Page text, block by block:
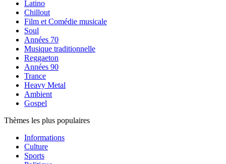
Latino
Chillout
Film et Comédie musicale
Soul
Années 70
Musique traditionnelle
Reggaeton
Années 90
Trance
Heavy Metal
Ambient
Gospel
Thèmes les plus populaires
Informations
Culture
Sports